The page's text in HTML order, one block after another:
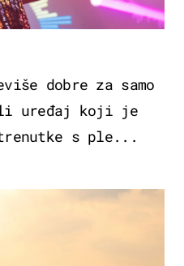
dobre za samo
uređaj koji je
s ple...